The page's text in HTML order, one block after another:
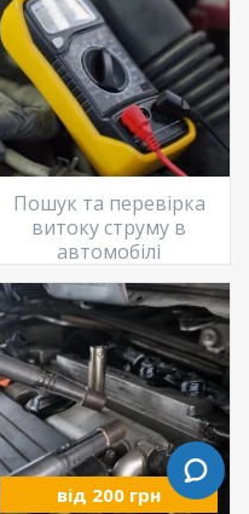
Пошук та перевірка
витоку струму в
автомобілі
від 200 грн